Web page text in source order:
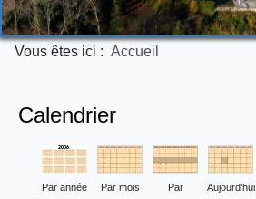
Vous êtes ici : Accueil
Calendrier
Par année Par mois Par Aujourd'hui